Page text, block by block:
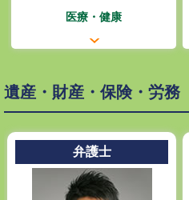
医療・健康
遺産・財産・保険・労務
弁護士